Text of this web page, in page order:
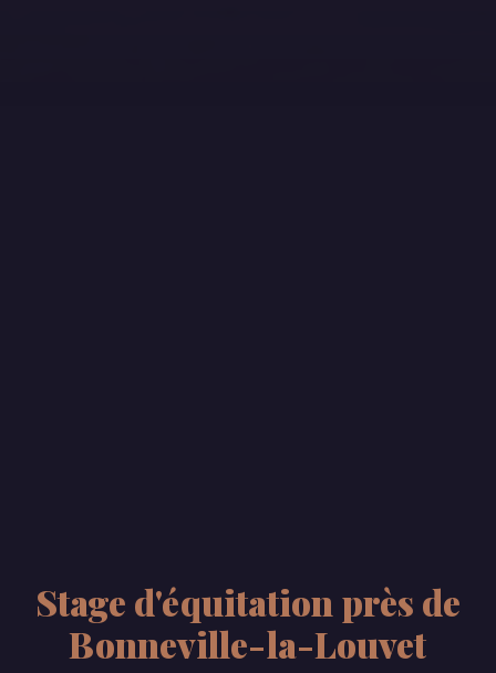
Stage d'équitation près de
Bonneville-la-Louvet